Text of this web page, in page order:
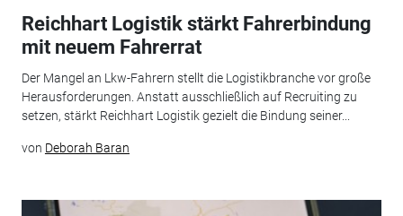
Reichhart Logistik stärkt Fahrerbindung
mit neuem Fahrerrat
Der Mangel an Lkw-Fahrern stellt die Logistikbranche vor große
Herausforderungen. Anstatt ausschließlich auf Recruiting zu
setzen, stärkt Reichhart Logistik gezielt die Bindung seiner...
von Deborah Baran